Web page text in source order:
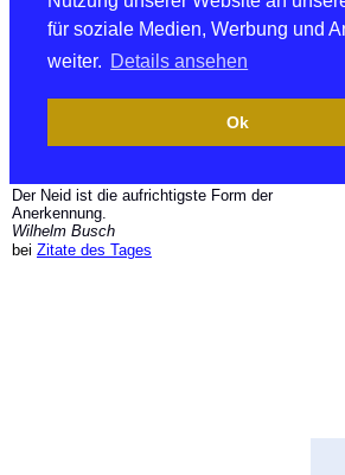
für soziale Medien, Werbung und
weiter. Details ansehen
Ok
Der Neid ist die aufrichtigste Form der
Anerkennung.
Wilhelm Busch
bei Zitate des Tages